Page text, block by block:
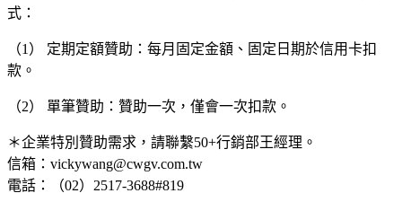
式：
（1） 定期定額贊助：每月固定金額、固定日期於信用卡扣
款。
（2） 單筆贊助：贊助一次，僅會一次扣款。
＊企業特別贊助需求，請聯繫50+行銷部王經理。
信箱：vickywang@cwgv.com.tw
電話：（02）2517-3688#819